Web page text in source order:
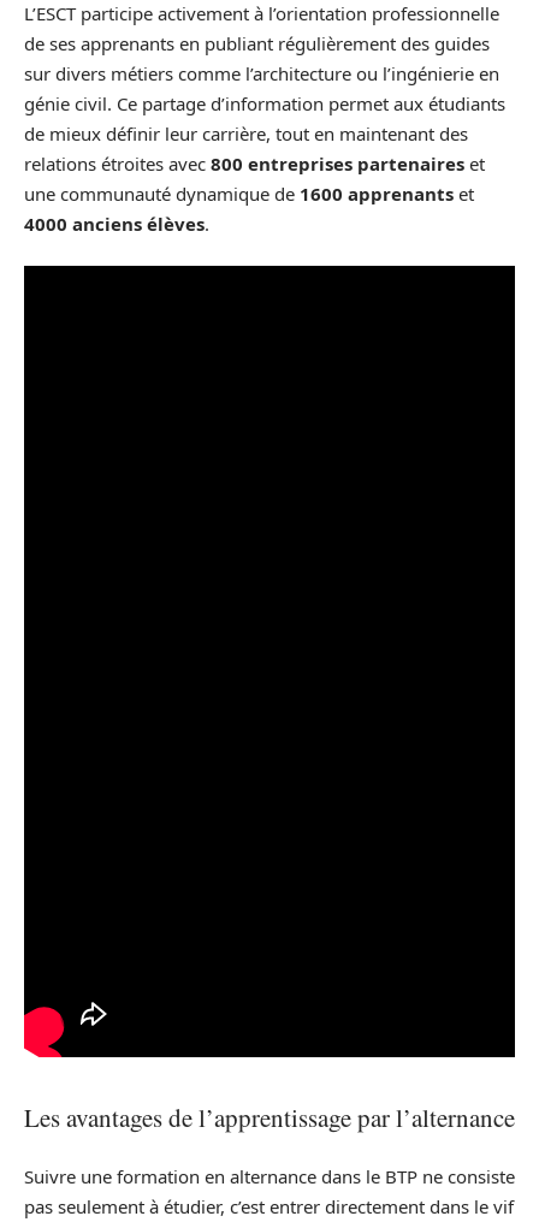
L’ESCT participe activement à l’orientation professionnelle
de ses apprenants en publiant régulièrement des guides
sur divers métiers comme l’architecture ou l’ingénierie en
génie civil. Ce partage d’information permet aux étudiants
de mieux définir leur carrière, tout en maintenant des
relations étroites avec 800 entreprises partenaires et
une communauté dynamique de 1600 apprenants et
4000 anciens élèves.
Les avantages de l’apprentissage par l’alternance
Suivre une formation en alternance dans le BTP ne consiste
pas seulement à étudier, c’est entrer directement dans le vif